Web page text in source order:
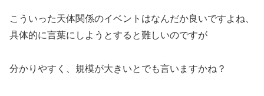
こういった天体関係のイベントはなんだか良いですよね、
具体的に言葉にしようとすると難しいのですが
分かりやすく、規模が大きいとでも言いますかね？